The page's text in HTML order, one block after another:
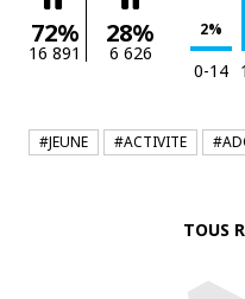
72%
16 891
28%
6 626
2%
0-14
#JEUNE #ACTIVITE
TOUS